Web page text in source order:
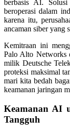
berbasis AI.
beroperasi dalam
karena itu,
ancaman siber yang
Kemitraan ini
Palo Alto Networks
milik Deutsche
proteksi maksimal
mari kita bedah
keamanan jaringan
Keamanan AI
Tangguh